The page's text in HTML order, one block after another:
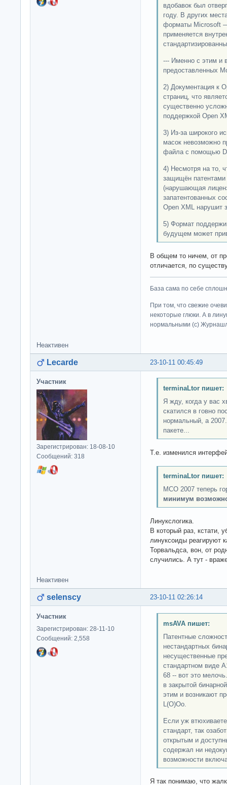
вдобавок был
году. В других
форматы Microsoft
применяется
--- Именно с этим и
предоставленных
2) Документация к
страниц, что
существенно
поддержкой Open
3) Из‑за широкого
масок невозможно
файла с помощью
4) Несмотря на то,
защищён
(нарушающая
запатентованных
Open XML нарушит
5) Формат
будущем может
В общем то ничем, от
отличается, по
База сама по себе
При том, что свежие
некоторые глюки. А в
нормальными (c)
Неактивен
23-10-11 00:45:49
Lecarde
Участник
Зарегистрирован: 18-08-10
Сообщений: 318
terminaLtor пишет:
Я жду, когда у вас
скатился в говно
нормальный, а
пакете...
Т.е. изменился
terminaLtor пишет:
МСО 2007 теперь
минимум
Линукслогика.
В который раз, кстати,
линуксоиды реагируют
Торвальдса, вон, от
случились. А тут -
Неактивен
23-10-11 02:26:14
selenscy
Участник
Зарегистрирован: 28-11-10
Сообщений: 2,558
msAVA пишет:
Патентные
нестандартных
несущественные
стандартном виде
68 -- вот это
в закрытой
этим и возникают
L(O)Oo.
Если уж
стандарт, так
открытым и
содержал ни
возможности
Я так понимаю, что